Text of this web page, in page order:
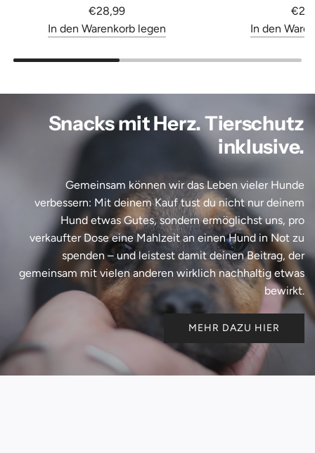
€28,99
In den Warenkorb legen
In den
Snacks mit Herz. Tierschutz
inklusive.
Gemeinsam können wir das Leben vieler Hunde
verbessern: Mit deinem Kauf tust du nicht nur deinem
Hund etwas Gutes, sondern ermöglichst uns, pro
verkaufter Dose eine Mahlzeit an einen Hund in Not zu
spenden – und leistest damit deinen Beitrag, der
gemeinsam mit vielen anderen wirklich nachhaltig etwas
bewirkt.
MEHR DAZU HIER